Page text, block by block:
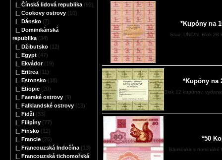
|_ Čínská lidová republika (92)
|_ Cookovy ostrovy (10)
|_ Dánsko (7)
|_ Dominikánská
republika (34)
|_ Džibutsko (12)
|_ Egypt (47)
|_ Ekvádor(19)
|_ Eritrea (11)
|_ Estonsko (18)
|_ Etiopie (20)
|_ Faerské ostrovy (9)
|_ Falklandské ostrovy (13)
|_ Fidži (33)
|_ Filipíny (77)
|_ Finsko (12)
|_ Francie (26)
|_ Francouzská Indočína (13)
|_ Francouzská tichomořská
*Kupóny na
Stav: UNC/N. Blok 28
*Kupóny na
Blok 12 kupónov.
*50
Bankovka s nominální